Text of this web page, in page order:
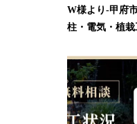
W様より-甲府
柱・電気・植